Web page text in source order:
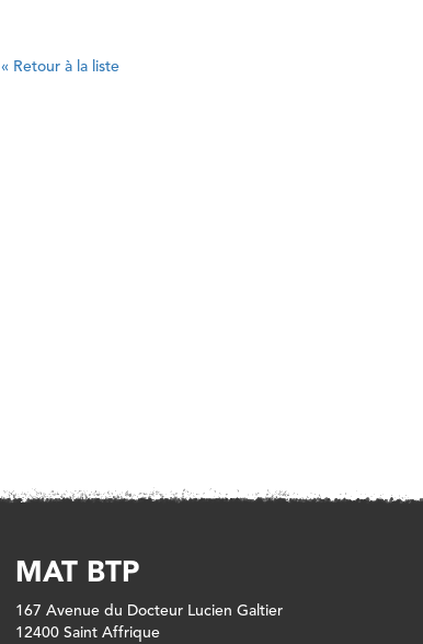
« Retour à la liste
MAT BTP
167 Avenue du Docteur Lucien Galtier
12400 Saint Affrique